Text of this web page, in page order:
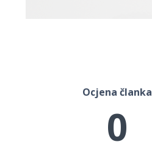
Ocjena članka
0